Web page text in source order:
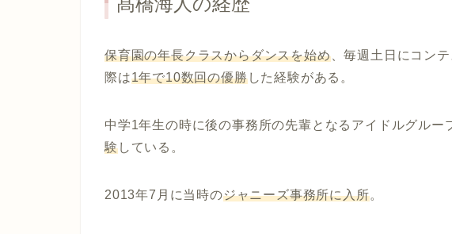
保育園の年長クラスからダンスを始め、毎週土日にコン
際は1年で10数回の優勝した経験がある。
中学1年生の時に後の事務所の先輩となるアイドルグルー
験している。
2013年7月に当時のジャニーズ事務所に入所。